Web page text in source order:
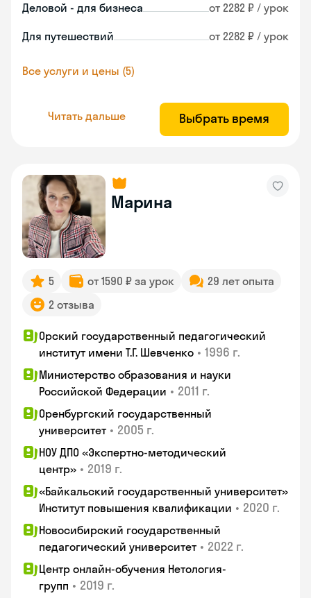
Деловой - для бизнеса от 2282 ₽ / урок
Для путешествий от 2282 ₽ / урок
Все услуги и цены (5)
Читать дальше Выбрать время
Марина
5 от 1590 ₽ за урок
29 лет опыта
2 отзыва
Орский государственный педагогический
институт имени Т.Г. Шевченко • 1996 г.
Министерство образования и науки
Российской Федерации • 2011 г.
Оренбургский государственный
университет • 2005 г.
НОУ ДПО «Экспертно-методический
центр» • 2019 г.
«Байкальский государственный университет»
Институт повышения квалификации • 2020 г.
Новосибирский государственный
педагогический университет • 2022 г.
Центр онлайн-обучения Нетология-
групп • 2019 г.